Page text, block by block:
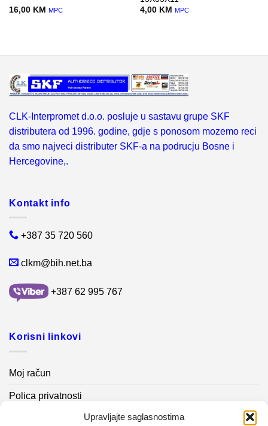
Upravljajte saglasnostima
16,00 KM MPC
4,00 KM MPC
CLK-Interpromet d.o.o. posluje u sastavu grupe SKF
distributera od 1996. godine, gdje s ponosom mozemo reci
da smo najveci distributer SKF-a na podrucju Bosne i
Hercegovine,.
Kontakt info
+387 35 720 560
clkm@bih.net.ba
+387 62 995 767
Korisni linkovi
Moj račun
Polica privatnosti